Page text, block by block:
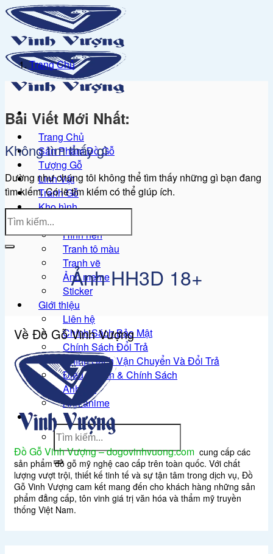
Bỏ
qua
nội
dung
Trang Chủ
Sản Phẩm Đồ Gỗ
Tượng Gỗ
Linh Vật
Tranh Gỗ
Kho hình
Hình nền
Tranh tô màu
Tranh vẽ
Ảnh meme
Sticker
Giới thiệu
Liên hệ
Chính Sách Bảo Mật
Chính Sách Đổi Trả
Chính Sách Vận Chuyển Và Đổi Trả
Điều Khoản & Chính Sách
Ảnh gái
Ảnh anime
Tìm
kiếm:
Trang Chủ
Bài Viết Mới Nhất:
Không tìm thấy gì
Dường như chúng tôi không thể tìm thấy những gì bạn đang
tìm kiếm. Có lẽ tìm kiếm có thể giúp ích.
Ảnh HH3D 18+
Về Đồ Gỗ Vinh Vượng
Đồ Gỗ Vinh Vượng – dogovinhvuong.com cung cấp các
sản phẩm đồ gỗ mỹ nghệ cao cấp trên toàn quốc. Với chất
lượng vượt trội, thiết kế tinh tế và sự tận tâm trong dịch vụ, Đồ
Gỗ Vinh Vượng cam kết mang đến cho khách hàng những sản
phẩm đẳng cấp, tôn vinh giá trị văn hóa và thẩm mỹ truyền
thống Việt Nam.